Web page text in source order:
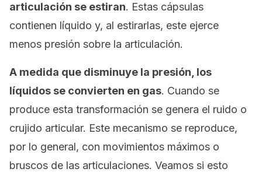
articulación se estiran. Estas cápsulas
contienen líquido y, al estirarlas, este ejerce
menos presión sobre la articulación.
A medida que disminuye la presión, los
líquidos se convierten en gas. Cuando se
produce esta transformación se genera el ruido o
crujido articular. Este mecanismo se reproduce,
por lo general, con movimientos máximos o
bruscos de las articulaciones. Veamos si esto